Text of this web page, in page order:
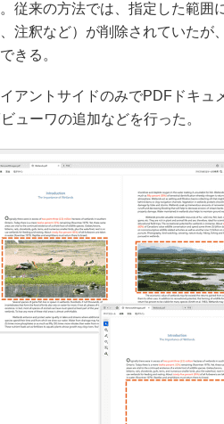
従来の方法では、指定した範囲
注釈など）が削除されていたが
きる。
アントサイドのみでPDFドキュ
ューワの追加などを行った。